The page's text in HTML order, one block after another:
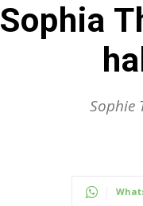
Sophia
Sophie